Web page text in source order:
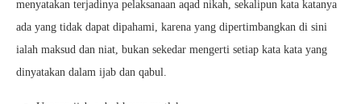
menyatakan terjadinya pelaksanaan aqad nikah, sekalipun kata katanya
ada yang tidak dapat dipahami, karena yang dipertimbangkan di sini
ialah maksud dan niat, bukan sekedar mengerti setiap kata kata yang
dinyatakan dalam ijab dan qabul.